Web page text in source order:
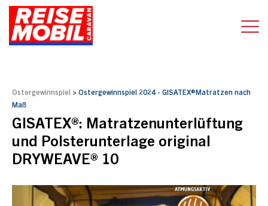
Ostergewinnspiel > Ostergewinnspiel 2024 - GISATEX®Matratzen nach
Maß
GISATEX®: Matratzenunterlüftung
und Polsterunterlage original
DRYWEAVE® 10